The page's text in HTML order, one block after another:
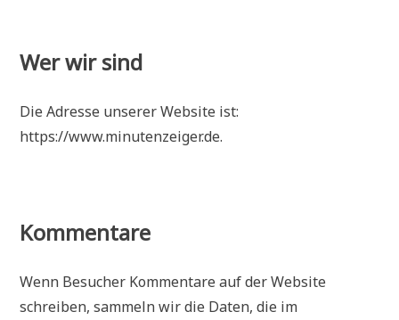
Wer wir sind
Die Adresse unserer Website ist:
https://www.minutenzeiger.de.
Kommentare
Wenn Besucher Kommentare auf der Website
schreiben, sammeln wir die Daten, die im